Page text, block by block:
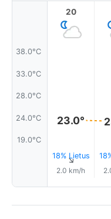
38.0°C
33.0°C
28.0°C
24.0°C
19.0°C
20
23.0°
18% Lietus
↑
2.0 km/h